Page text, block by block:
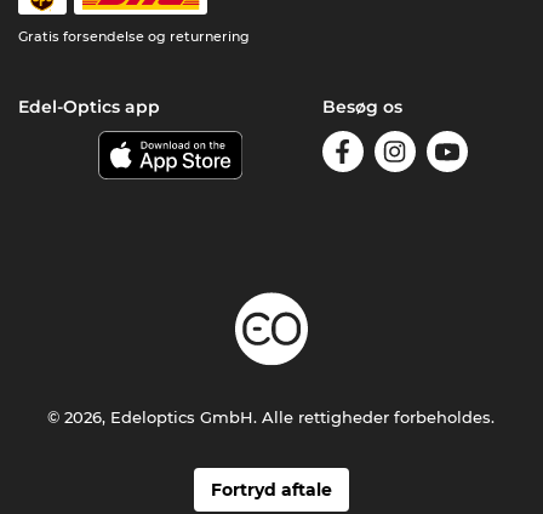
Gratis forsendelse og returnering
Edel-Optics app Besøg os
Fortryd aftale
© 2026, Edeloptics GmbH. Alle rettigheder forbeholdes.